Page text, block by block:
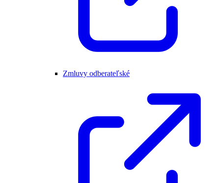
Zmluvy odberateľské